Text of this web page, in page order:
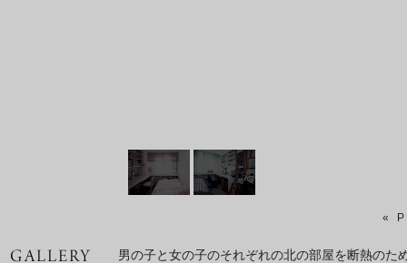
«
男の子と女の子のそれぞれの北の部屋を断熱の